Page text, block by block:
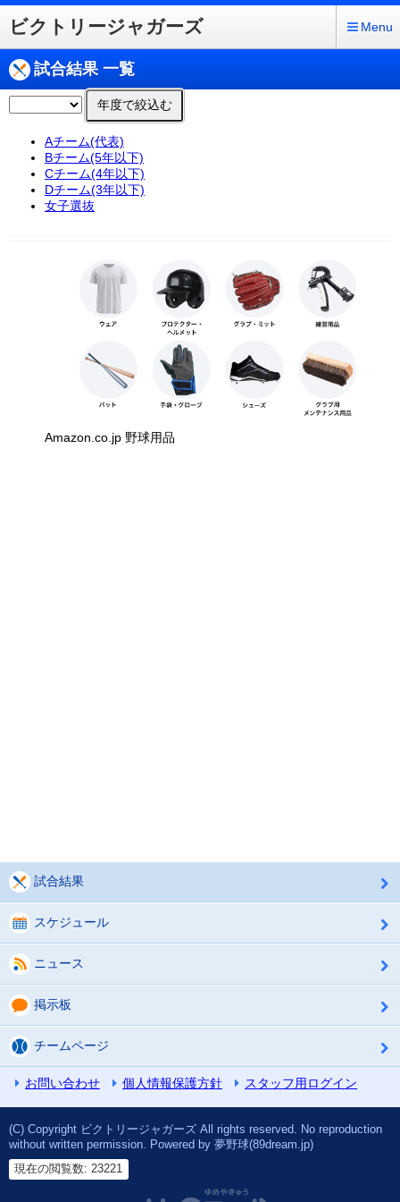
ビクトリージャガーズ Menu
試合結果 一覧
年度で絞込む
Aチーム(代表)
Bチーム(5年以下)
Cチーム(4年以下)
Dチーム(3年以下)
女子選抜
Amazon.co.jp 野球用品
試合結果
スケジュール
ニュース
掲示板
チームページ
お問い合わせ 個人情報保護方針 スタッフ用ログイン
(C) Copyright ビクトリージャガーズ All rights reserved. No reproduction
without written permission. Powered by 夢野球(89dream.jp)
現在の閲覧数: 23221